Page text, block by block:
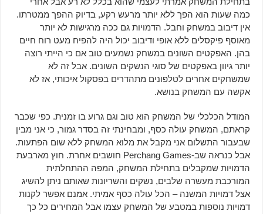
כמה שעות הוא הפך ללא יותר מרעש רקע, בדיוק ההפך ממטרתו.
אין דיבוב במשחק וחבל. הדמויות גם ככה מרגישות לא יותר
מאוסף פיקסלים ללא אופי ודיבוב יכול היה להפיח מעט רוח חיים
בהן. האפקטים השונים במשחק נשמעים טוב אם כי הייתי רוצה
יותר גיוון באפקטים של סוגי הנשקים השונים. אבל זה לא
שמשחקים אחרים לטלפונים מתהדרים בפסקול איכותי, אז לא
אקשה עם המשחק בנושא.
המודל הכלכלי של המשחק הוא טוב וגם גרוע בו זמנית. כפי שכבר
קראתם, המשחק עולה כסף, ומבחינתי זה בסדר גמור, כי אני מבין
שבעבור התשלום אני מקבל את מלוא המשחק ללא שום הפתעות.
אבל כנראה שב-Perchang Games חושבים אחרת. חוץ מארבעת
הדמויות שמקבלים בתחילת המשחק, המפה ההתחלתית
המורכבת מעשרה שלבים, נשקים והשריונות שאותם ניתן להשיג
אצל דמויות המשנה – הכל עולה כסף אמיתי. אמנם אפשר לקנות
דמויות נוספות במטבע של המשחק עצמו אבל המחירים כל כך